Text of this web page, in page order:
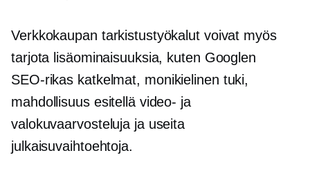
Verkkokaupan tarkistustyökalut voivat myös
tarjota lisäominaisuuksia, kuten Googlen
SEO-rikas katkelmat, monikielinen tuki,
mahdollisuus esitellä video- ja
valokuvaarvosteluja ja useita
julkaisuvaihtoehtoja.